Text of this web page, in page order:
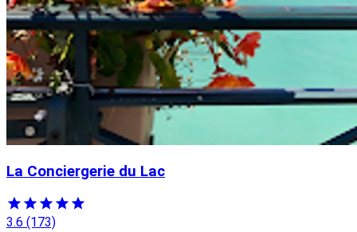
La Conciergerie du Lac
3.6 (173)